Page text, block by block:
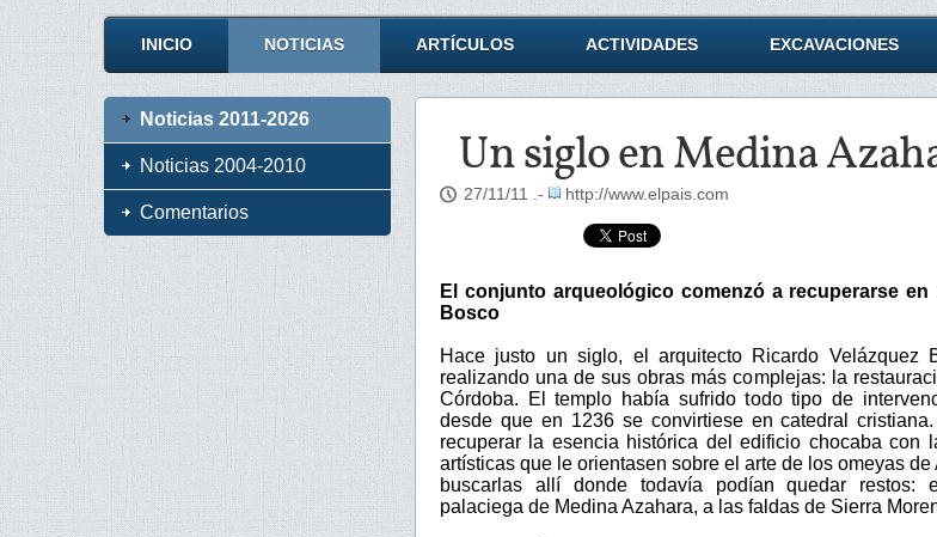
INICIO NOTICIAS ARTÍCULOS ACTIVIDADES EXCAVACIONES
Un siglo en Medina
27/11/11 .- http://www.elpais.com
El conjunto arqueológico comenzó a recuperarse en
Bosco
Hace justo un siglo, el arquitecto Ricardo Velázquez
realizando una de sus obras más complejas: la
Córdoba. El templo había sufrido todo tipo de
desde que en 1236 se convirtiese en catedral
recuperar la esencia histórica del edificio chocaba con
artísticas que le orientasen sobre el arte de los omeyas
buscarlas allí donde todavía podían quedar restos:
palaciega de Medina Azahara, a las faldas de Sierra
Noticias 2011-2026
Noticias 2004-2010
Comentarios